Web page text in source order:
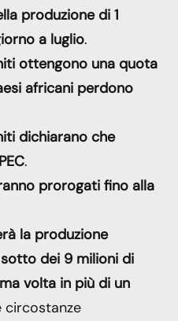
produzione di 1
a luglio.
ottengono una quota
africani perdono
dichiarano che
.
prorogati fino alla
la produzione
sotto dei 9 milioni di
volta in più di un
circostanze